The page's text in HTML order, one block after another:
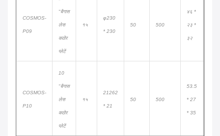
COSMOS-
P09
"बैगास
लेस
कठोर
प्लेटें
१५
φ230
* 230
50 500
४६ *
२३ *
३२
COSMOS-
P10
10
"बैगास
लेस
कठोर
प्लेटें
१५
21262
* 21
50 500
53.5
* 27
* 35